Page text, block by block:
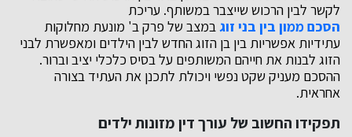
לקשר לבין הרכוש שייצבר במשותף. עריכת
הסכם ממון בין בני זוגבמצב של פרק ב' מונעת מחלוקות
עתידיות אפשריות בין בן הזוג החדש לבין הילדים ומאפשרת לבני
הזוג לבנות את חייהם המשותפים על בסיס כלכלי יציב וברור.
ההסכם מעניק שקט נפשי ויכולת לתכנן את העתיד בצורה
אחראית.
תפקידו החשוב של עורך דין מזונות ילדים